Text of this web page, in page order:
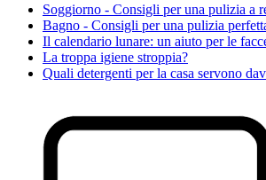
Soggiorno - Consigli per una pulizia a
Bagno - Consigli per una pulizia
Il calendario lunare: un aiuto per le
La troppa igiene stroppia?
Quali detergenti per la casa servono